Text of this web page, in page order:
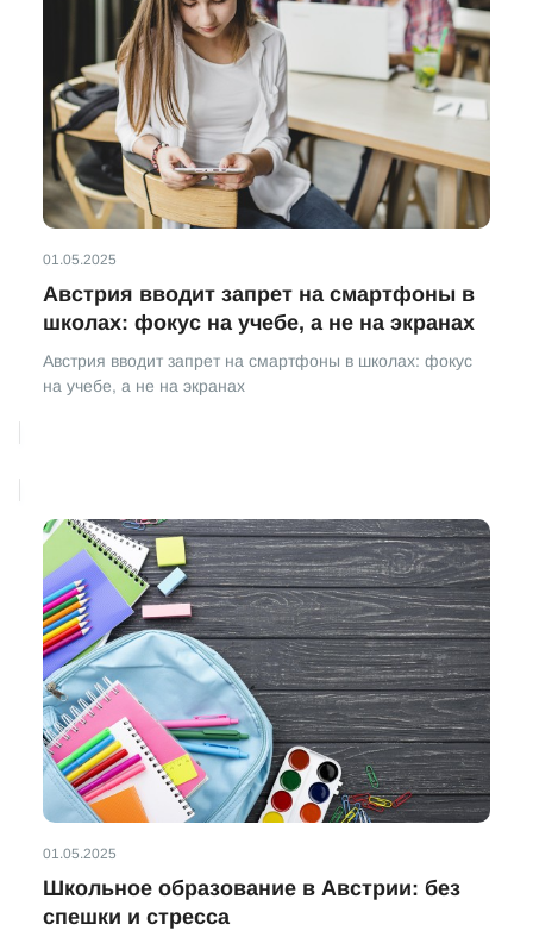
01.05.2025
Австрия вводит запрет на смартфоны в
школах: фокус на учебе, а не на экранах
Австрия вводит запрет на смартфоны в школах: фокус
на учебе, а не на экранах
01.05.2025
Школьное образование в Австрии: без
спешки и стресса